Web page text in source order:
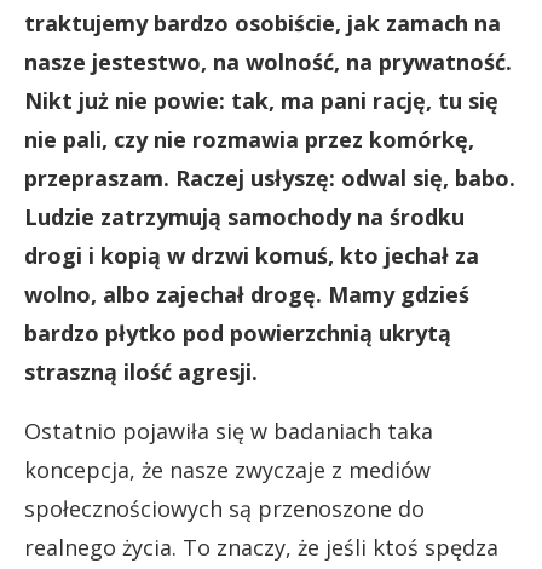
traktujemy bardzo osobiście, jak zamach na
nasze jestestwo, na wolność, na prywatność.
Nikt już nie powie: tak, ma pani rację, tu się
nie pali, czy nie rozmawia przez komórkę,
przepraszam. Raczej usłyszę: odwal się, babo.
Ludzie zatrzymują samochody na środku
drogi i kopią w drzwi komuś, kto jechał za
wolno, albo zajechał drogę. Mamy gdzieś
bardzo płytko pod powierzchnią ukrytą
straszną ilość agresji.
Ostatnio pojawiła się w badaniach taka
koncepcja, że nasze zwyczaje z mediów
społecznościowych są przenoszone do
realnego życia. To znaczy, że jeśli ktoś spędza